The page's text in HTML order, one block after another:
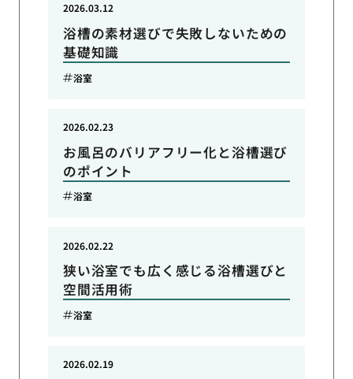
浴槽の素材選びで失敗しないための
基礎知識
2026.03.12
浴室
お風呂のバリアフリー化と浴槽選び
のポイント
2026.02.23
浴室
狭い浴室でも広く感じる浴槽選びと
空間活用術
2026.02.22
浴室
2026.02.19